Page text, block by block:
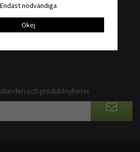
och produktnyheter
Endast nödvändiga
Okej